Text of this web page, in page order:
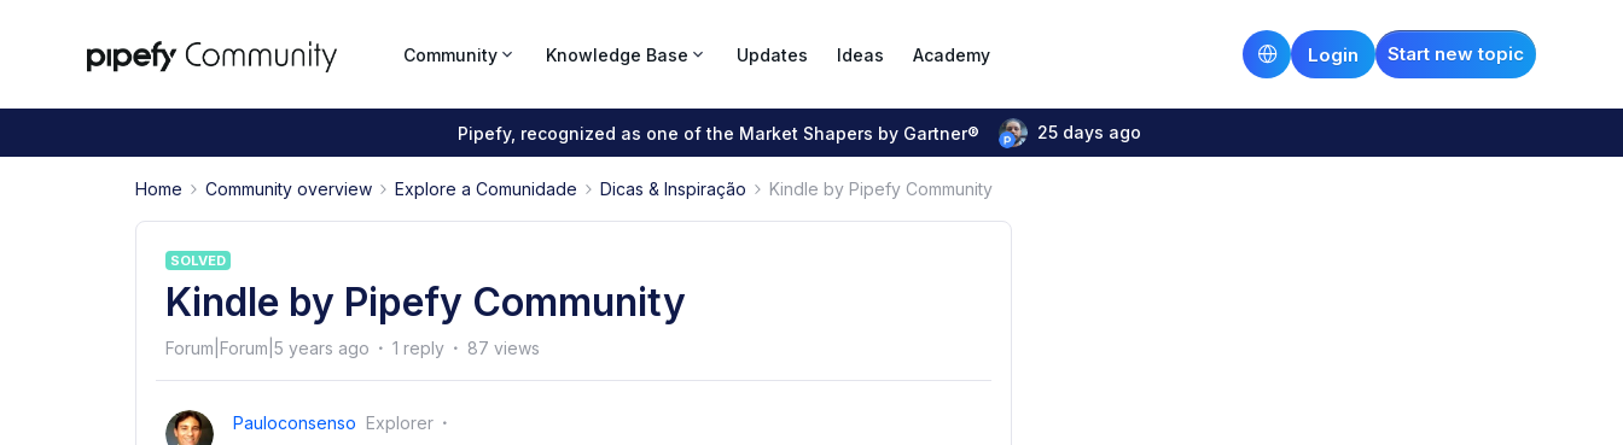
Community Knowledge Base Updates Ideas Academy Start new topic
Login
Pipefy, recognized as one of the Market Shapers by Gartner® 25 days ago
Home Community overview Explore a Comunidade Dicas & Inspiração Kindle by Pipefy Community
SOLVED
Kindle by Pipefy Community
Forum|Forum|5 years ago 1 reply 87 views
Pauloconsenso Explorer